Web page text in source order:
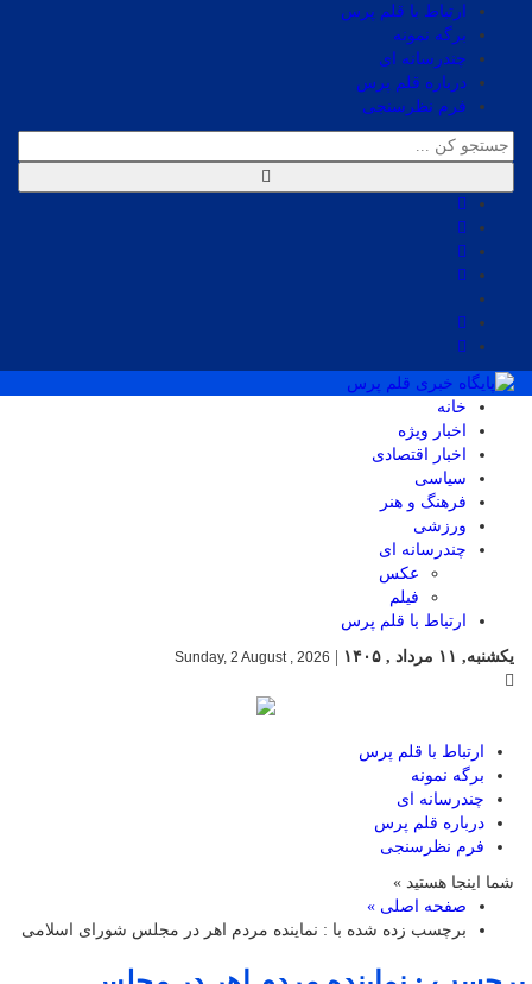
ارتباط با قلم پرس
برگه نمونه
چندرسانه ای
درباره قلم پرس
فرم نظرسنجی
خانه
اخبار ویژه
اخبار اقتصادی
سیاسی
فرهنگ و هنر
ورزشی
چندرسانه ای
عکس
فیلم
ارتباط با قلم پرس
یکشنبه, ۱۱ مرداد , ۱۴۰۵
Sunday, 2 August , 2026
ارتباط با قلم پرس
برگه نمونه
چندرسانه ای
درباره قلم پرس
فرم نظرسنجی
شما اینجا هستید »
صفحه اصلی »
برچسب زده شده با : نماینده مردم اهر در مجلس شورای اسلامی